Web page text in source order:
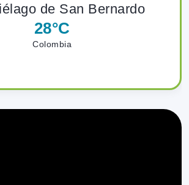
Sitios
de San Bernardo
28°C
Colombia